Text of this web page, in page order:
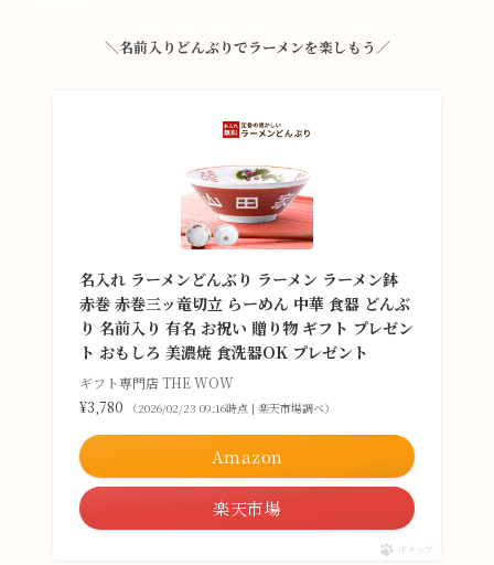
＼名前入りどんぶりでラーメンを楽しもう／
名入れ ラーメンどんぶり ラーメン ラーメン鉢
赤巻 赤巻三ッ竜切立 らーめん 中華 食器 どんぶ
り 名前入り 有名 お祝い 贈り物 ギフト プレゼン
ト おもしろ 美濃焼 食洗器OK プレゼント
ギフト専門店 THE WOW
¥3,780
（2026/02/23 09:16時点 | 楽天市場調べ）
Amazon
楽天市場
ポチップ